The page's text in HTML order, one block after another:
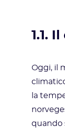
1.1.
Oggi, il
la
quando